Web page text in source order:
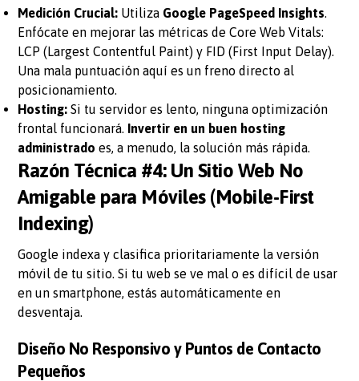
Medición Crucial: Utiliza Google PageSpeed Insights.
Enfócate en mejorar las métricas de Core Web Vitals:
LCP (Largest Contentful Paint) y FID (First Input Delay).
Una mala puntuación aquí es un freno directo al
posicionamiento.
Hosting: Si tu servidor es lento, ninguna optimización
frontal funcionará. Invertir en un buen hosting
administrado es, a menudo, la solución más rápida.
Razón Técnica #4: Un Sitio Web No
Amigable para Móviles (Mobile-First
Indexing)
Google indexa y clasifica prioritariamente la versión
móvil de tu sitio. Si tu web se ve mal o es difícil de usar
en un smartphone, estás automáticamente en
desventaja.
Diseño No Responsivo y Puntos de Contacto
Pequeños